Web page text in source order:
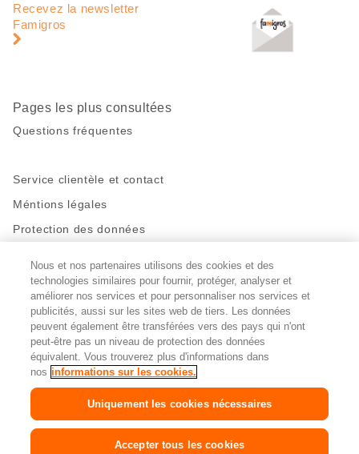
page
pied
Recevez la newsletter
Famigros
Pages les plus consultées
Questions fréquentes
Service clientèle et contact
Méntions légales
Protection des données
Restez en contact!
Facebook
http://twitter.com/migros
https://www.youtube.com/user/
PinterestInstagram
Paramètres des cookies
© 2026 La Fédération des coopératives Migros
FR IT
Nous et nos partenaires utilisons des cookies et des
technologies similaires pour fournir, protéger, analyser et
améliorer nos services et pour personnaliser nos services et
publicités, aussi sur les sites web de tiers. Les données
peuvent également être transférées vers des pays qui n'ont
peut-être pas un niveau de protection des données
équivalent. Vous trouverez plus d'informations dans
nos informations sur les cookies.
Uniquement les cookies nécessaires
Accepter tous les cookies